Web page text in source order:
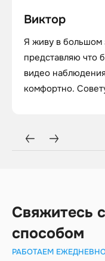
Виктор
Я живу в большом
представляю что
видео
комфортно.
Свяжитесь
способом
РАБОТАЕМ